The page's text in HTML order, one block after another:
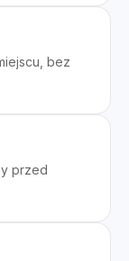
bez
przed